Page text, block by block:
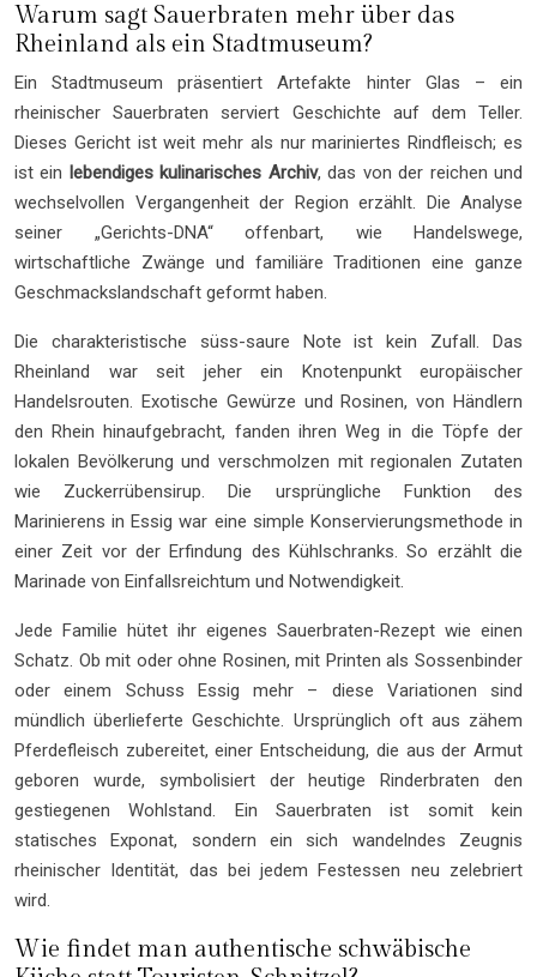
Warum sagt Sauerbraten mehr über das
Rheinland als ein Stadtmuseum?
Ein Stadtmuseum präsentiert Artefakte hinter Glas – ein
rheinischer Sauerbraten serviert Geschichte auf dem Teller.
Dieses Gericht ist weit mehr als nur mariniertes Rindfleisch; es
ist ein lebendiges kulinarisches Archiv, das von der reichen und
wechselvollen Vergangenheit der Region erzählt. Die Analyse
seiner „Gerichts-DNA“ offenbart, wie Handelswege,
wirtschaftliche Zwänge und familiäre Traditionen eine ganze
Geschmackslandschaft geformt haben.
Die charakteristische süss-saure Note ist kein Zufall. Das
Rheinland war seit jeher ein Knotenpunkt europäischer
Handelsrouten. Exotische Gewürze und Rosinen, von Händlern
den Rhein hinaufgebracht, fanden ihren Weg in die Töpfe der
lokalen Bevölkerung und verschmolzen mit regionalen Zutaten
wie Zuckerrübensirup. Die ursprüngliche Funktion des
Marinierens in Essig war eine simple Konservierungsmethode in
einer Zeit vor der Erfindung des Kühlschranks. So erzählt die
Marinade von Einfallsreichtum und Notwendigkeit.
Jede Familie hütet ihr eigenes Sauerbraten-Rezept wie einen
Schatz. Ob mit oder ohne Rosinen, mit Printen als Sossenbinder
oder einem Schuss Essig mehr – diese Variationen sind
mündlich überlieferte Geschichte. Ursprünglich oft aus zähem
Pferdefleisch zubereitet, einer Entscheidung, die aus der Armut
geboren wurde, symbolisiert der heutige Rinderbraten den
gestiegenen Wohlstand. Ein Sauerbraten ist somit kein
statisches Exponat, sondern ein sich wandelndes Zeugnis
rheinischer Identität, das bei jedem Festessen neu zelebriert
wird.
Wie findet man authentische schwäbische